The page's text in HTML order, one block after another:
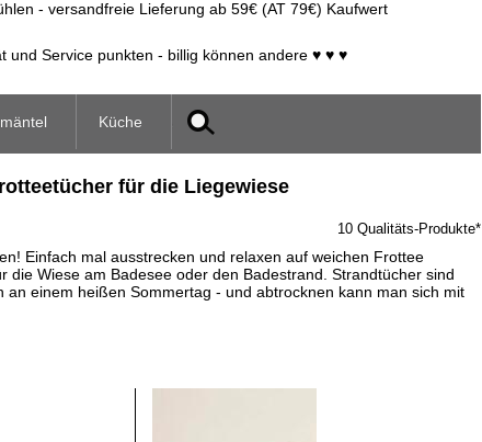
- versandfreie Lieferung ab 59€ (AT 79€) Kaufwert
und Service punkten - billig können andere ♥ ♥ ♥
Küche
für die Liegewiese
10 Qualitäts-Produkte*
Einfach mal ausstrecken und relaxen auf weichen Frottee
Wiese am Badesee oder den Badestrand. Strandtücher sind
einem heißen Sommertag - und abtrocknen kann man sich mit